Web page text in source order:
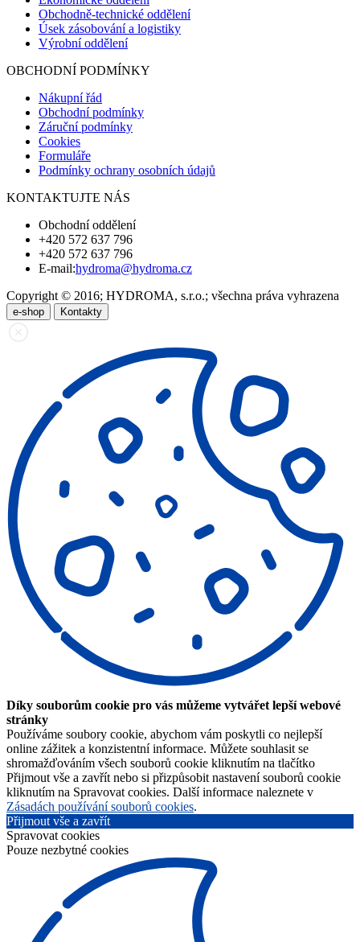
Obchodně-technické oddělení
Úsek zásobování a logistiky
Výrobní oddělení
OBCHODNÍ PODMÍNKY
Nákupní řád
Obchodní podmínky
Záruční podmínky
Cookies
Formuláře
Podmínky ochrany osobních údajů
KONTAKTUJTE NÁS
Obchodní oddělení
+420 572 637 796
+420 572 637 796
E-mail:hydroma@hydroma.cz
Copyright © 2016; HYDROMA, s.r.o.; všechna práva vyhrazena
e-shop Kontakty
Díky souborům cookie pro vás můžeme vytvářet lepší webové
stránky
Používáme soubory cookie, abychom vám poskytli co nejlepší
online zážitek a konzistentní informace. Můžete souhlasit se
shromažďováním všech souborů cookie kliknutím na tlačítko
Přijmout vše a zavřít nebo si přizpůsobit nastavení souborů cookie
kliknutím na Spravovat cookies. Další informace naleznete v
Zásadách používání souborů cookies.
Přijmout vše a zavřít
Spravovat cookies
Pouze nezbytné cookies